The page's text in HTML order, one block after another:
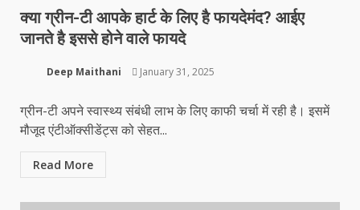
क्या ग्रीन-टी आपके हार्ट के लिए है फायदेमंद? आईए
जानते है इससे होने वाले फायदे
Deep Maithani January 31, 2025
ग्रीन-टी अपने स्वास्थ्य संबंधी लाभ के लिए काफी चर्चा में रही है। इसमें
मौजूद एंटीऑक्सीडेंट्स को सेहत...
Read More